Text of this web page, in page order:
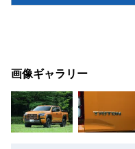
画像ギャラリー